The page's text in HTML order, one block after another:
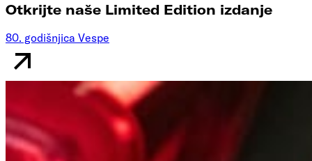
Otkrijte naše Limited Edition izdanje
80. godišnjica Vespe